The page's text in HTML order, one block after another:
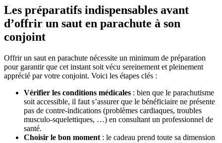
Les préparatifs indispensables avant
d’offrir un saut en parachute à son
conjoint
Offrir un saut en parachute nécessite un minimum de préparation
pour garantir que cet instant soit vécu sereinement et pleinement
apprécié par votre conjoint. Voici les étapes clés :
Vérifier les conditions médicales : bien que le parachutisme
soit accessible, il faut s’assurer que le bénéficiaire ne présente
pas de contre-indications (problèmes cardiaques, troubles
musculo-squelettiques, …) en consultant un professionnel de
santé.
Choisir le bon moment : le cadeau prend toute sa dimension